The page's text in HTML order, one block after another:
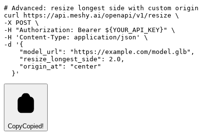
# Advanced: resize longest side with custom origin
curl
https://api.meshy.ai/openapi/v1/resize \
-X POST \
-H
"Authorization: Bearer ${YOUR_API_KEY}"
\
-H
'Content-Type: application/json'
\
-d
'{
    "model_url": "https://example.com/model.glb",
    "resize_longest_side": 2.0,
    "origin_at": "center"
  }'
CopyCopied!